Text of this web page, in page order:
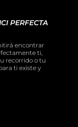
PERFECTA
encontrar
ti,
recorrido o tu
ti existe y